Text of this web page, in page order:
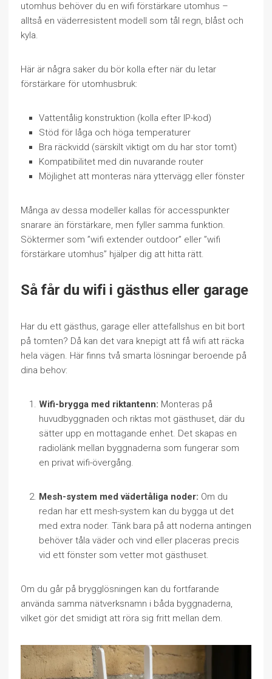
utomhus behöver du en wifi förstärkare utomhus –
alltså en väderresistent modell som tål regn, blåst och
kyla.
Här är några saker du bör kolla efter när du letar
förstärkare för utomhusbruk:
Vattentålig konstruktion (kolla efter IP-kod)
Stöd för låga och höga temperaturer
Bra räckvidd (särskilt viktigt om du har stor tomt)
Kompatibilitet med din nuvarande router
Möjlighet att monteras nära yttervägg eller fönster
Många av dessa modeller kallas för accesspunkter
snarare än förstärkare, men fyller samma funktion.
Söktermer som ”wifi extender outdoor” eller ”wifi
förstärkare utomhus” hjälper dig att hitta rätt.
Så får du wifi i gästhus eller garage
Har du ett gästhus, garage eller attefallshus en bit bort
på tomten? Då kan det vara knepigt att få wifi att räcka
hela vägen. Här finns två smarta lösningar beroende på
dina behov:
Wifi-brygga med riktantenn: Monteras på
huvudbyggnaden och riktas mot gästhuset, där du
sätter upp en mottagande enhet. Det skapas en
radiolänk mellan byggnaderna som fungerar som
en privat wifi-övergång.
Mesh-system med vädertåliga noder: Om du
redan har ett mesh-system kan du bygga ut det
med extra noder. Tänk bara på att noderna antingen
behöver tåla väder och vind eller placeras precis
vid ett fönster som vetter mot gästhuset.
Om du går på brygglösningen kan du fortfarande
använda samma nätverksnamn i båda byggnaderna,
vilket gör det smidigt att röra sig fritt mellan dem.